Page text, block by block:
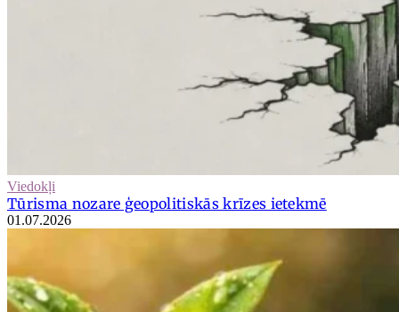
Viedokļi
Tūrisma nozare ģeopolitiskās krīzes ietekmē
01.07.2026